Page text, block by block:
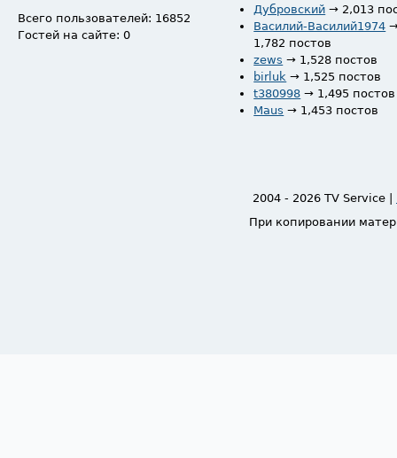
Всего пользователей: 16852
Гостей на сайте: 0
Дубровский → 2,013
Василий-Василий1974
1,782 постов
zews → 1,528 постов
birluk → 1,525 постов
t380998 → 1,495 постов
Maus → 1,453 постов
2004 - 2026 TV Service |
При копировании